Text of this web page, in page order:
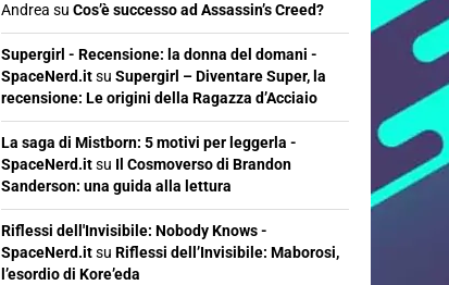
Andrea su Cos’è successo ad Assassin’s Creed?
Supergirl - Recensione: la donna del domani -
SpaceNerd.itsu Supergirl – Diventare Super, la
recensione: Le origini della Ragazza d’Acciaio
La saga di Mistborn: 5 motivi per leggerla -
SpaceNerd.itsu Il Cosmoverso di Brandon
Sanderson: una guida alla lettura
Riflessi dell'Invisibile: Nobody Knows -
SpaceNerd.itsu Riflessi dell’Invisibile: Maborosi,
l’esordio di Kore’eda